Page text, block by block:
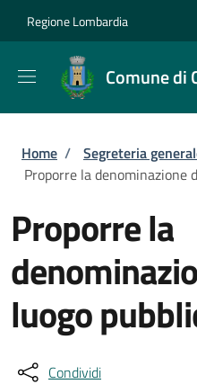
Regione Lombardia
Comune di
Briciole di
Home / Segreteria
Proporre la denominazione
Proporre la
luogo
Condividi